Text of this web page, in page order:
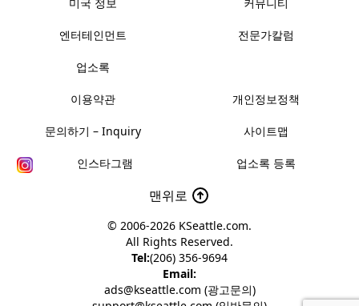
미국 정보 커뮤니티
엔터테인먼트 전문가칼럼
업소록
이용약관 개인정보정책
문의하기 – Inquiry 사이트맵
인스타그램 업소록 등록
맨위로
© 2006-2026 KSeattle.com.
All Rights Reserved.
Tel:(206) 356-9694
Email:
ads@kseattle.com (광고문의)